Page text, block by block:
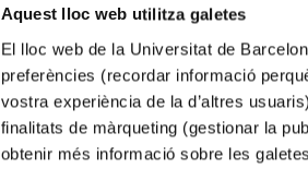
Aquest lloc web utilitza galetes
El lloc web de la Universitat de
preferències (recordar informació
vostra experiència de la d’altres
finalitats de màrqueting (gestionar la
obtenir més informació sobre les